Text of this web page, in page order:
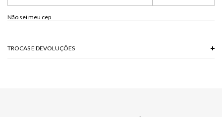
*As peças podem variar a estampa de acordo com o corte.
Não sei meu cep
TROCAS E DEVOLUÇÕES